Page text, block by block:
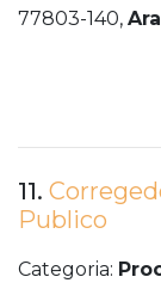
77803-140,
11.
Publico
Categoria: